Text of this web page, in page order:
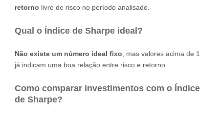
retorno livre de risco no período analisado.
Qual o Índice de Sharpe ideal?
Não existe um número ideal fixo, mas valores acima de 1
já indicam uma boa relação entre risco e retorno.
Como comparar investimentos com o Índice
de Sharpe?